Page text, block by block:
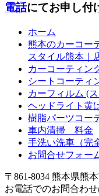
電話にてお申し付
ホーム
熊本のカーコー
スタイル熊本｜
カーコーティン
シートコーティ
カーフィルム (
ヘッドライト黄
樹脂パーツコー
車内清掃 料金
手洗い洗車（完
お問合せフォー
〒861-8034 熊本県熊
お電話でのお問合わ